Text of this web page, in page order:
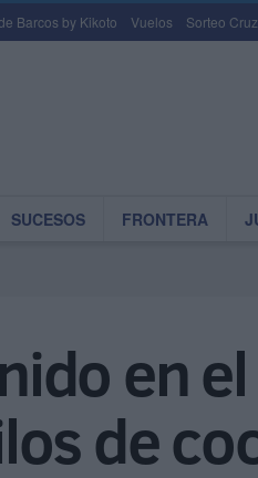
Barcos by Kikoto Vuelos Sorteo
SUCESOS FRONTERA
en
de